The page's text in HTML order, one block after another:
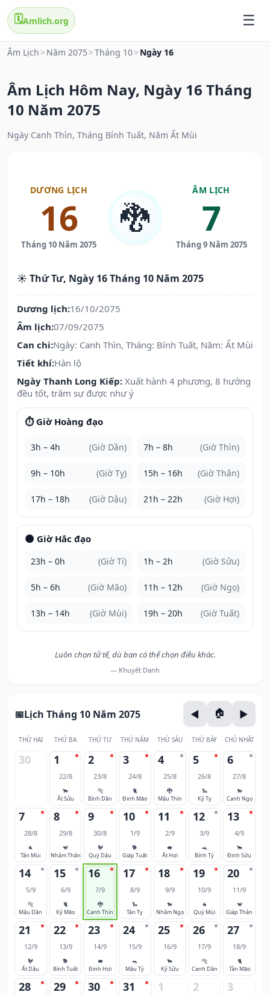
🗓️Amlich.org
Âm Lịch > Năm 2075 >Tháng 10> Ngày 16
Âm Lịch Hôm Nay, Ngày 16 Tháng
10 Năm 2075
Ngày Canh Thìn, Tháng Bính Tuất, Năm Ất Mùi
DƯƠNG LỊCH
16
Tháng 10 Năm 2075
🐉
ÂM LỊCH
7
Tháng 9 Năm 2075
☀️ Thứ Tư, Ngày 16 Tháng 10 Năm 2075
Dương lịch:16/10/2075
Âm lịch:07/09/2075
Can chi:Ngày: Canh Thìn, Tháng: Bính Tuất, Năm: Ất Mùi
Tiết khí:Hàn lộ
Ngày Thanh Long Kiếp: Xuất hành 4 phương, 8 hướng
đều tốt, trăm sự được như ý
⏱️ Giờ Hoàng đạo
3h – 4h (Giờ Dần) 7h – 8h (Giờ Thìn)
9h – 10h (Giờ Tỵ) 15h – 16h (Giờ Thân)
17h – 18h (Giờ Dậu) 21h – 22h (Giờ Hợi)
🌑 Giờ Hắc đạo
23h – 0h (Giờ Tí) 1h – 2h (Giờ Sửu)
5h – 6h (Giờ Mão) 11h – 12h (Giờ Ngọ)
13h – 14h (Giờ Mùi) 19h – 20h (Giờ Tuất)
Luôn chọn tử tế, dù bạn có thể chọn điều khác.
— Khuyết Danh
Lịch Tháng 10 Năm 2075
THỨ HAI THỨ BA THỨ TƯ THỨ NĂM THỨ SÁU THỨ BẢY CHỦ NHẬT
30 1
22/8
🐂
Ất Sửu
2
23/8
🐅
Bính Dần
3
24/8
🐈
Đinh Mão
4
25/8
🐉
Mậu Thìn
5
26/8
🐍
Kỷ Tỵ
6
27/8
🐎
Canh Ngọ
7
28/8
🐐
Tân Mùi
8
29/8
🐒
Nhâm Thân
9
30/8
🐓
Quý Dậu
10
1/9
🐕
Giáp Tuất
11
2/9
🐖
Ất Hợi
12
3/9
🐀
Bính Tý
13
4/9
🐂
Đinh Sửu
14
5/9
🐅
Mậu Dần
15
6/9
🐈
Kỷ Mão
16
7/9
🐉
Canh Thìn
17
8/9
🐍
Tân Tỵ
18
9/9
🐎
Nhâm Ngọ
19
10/9
🐐
Quý Mùi
20
11/9
🐒
Giáp Thân
21
12/9
🐓
Ất Dậu
22
13/9
🐕
Bính Tuất
23
14/9
🐖
Đinh Hợi
24
15/9
🐀
Mậu Tý
25
16/9
🐂
Kỷ Sửu
26
17/9
🐅
Canh Dần
27
18/9
🐈
Tân Mão
28 29 30 31 1 2 3